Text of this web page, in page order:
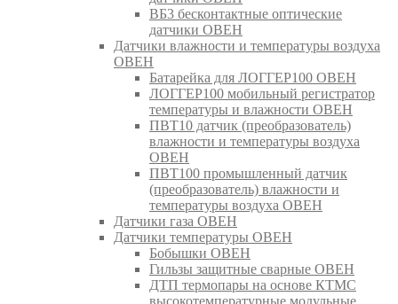
ВБ3 бесконтактные оптические
датчики ОВЕН
Датчики влажности и температуры воздуха
ОВЕН
Батарейка для ЛОГГЕР100 ОВЕН
ЛОГГЕР100 мобильный регистратор
температуры и влажности ОВЕН
ПВТ10 датчик (преобразователь)
влажности и температуры воздуха
ОВЕН
ПВТ100 промышленный датчик
(преобразователь) влажности и
температуры воздуха ОВЕН
Датчики газа ОВЕН
Датчики температуры ОВЕН
Бобышки ОВЕН
Гильзы защитные сварные ОВЕН
ДТП термопары на основе КТМС
высокотемпературные модульные